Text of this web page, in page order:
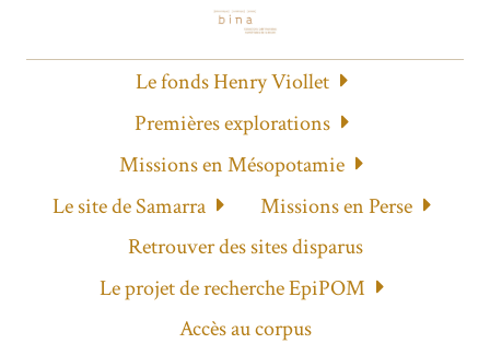
Le fonds Henry Viollet
Premières explorations
Missions en Mésopotamie
Le site de Samarra
Missions en Perse
Retrouver des sites disparus
Le projet de recherche EpiPOM
Accès au corpus